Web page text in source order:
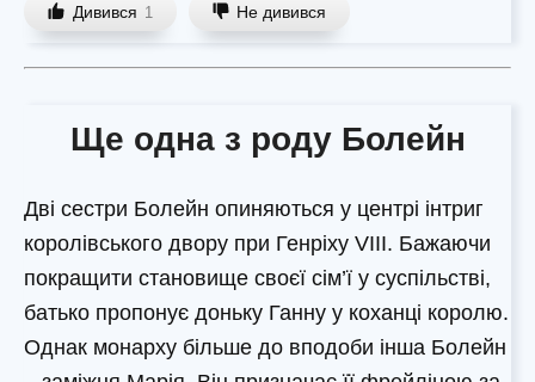
Дивився 1 Не дивився
Ще одна з роду Болейн
Дві сестри Болейн опиняються у центрі інтриг
королівського двору при Генріху VIII. Бажаючи
покращити становище своєї сім’ї у суспільстві,
батько пропонує доньку Ганну у коханці королю.
Однак монарху більше до вподоби інша Болейн